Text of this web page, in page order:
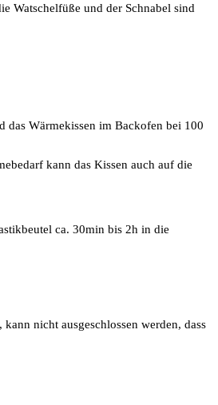
Watschelfüße und der Schnabel sind
das Wärmekissen im Backofen bei 100
kann das Kissen auch auf die
ca. 30min bis 2h in die
nicht ausgeschlossen werden, dass